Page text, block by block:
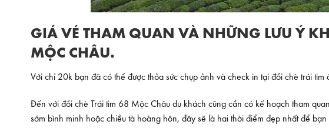
GIÁ VÉ THAM QUAN VÀ NHỮNG LƯU Ý
MỘC CHÂU.
Với chỉ 20k bạn đã có thể được thỏa sức chụp ảnh và check in tại đồi chè trái tim
Đến với đồi chè Trái tim 68 Mộc Châu du khách cũng cần có kế hoạch tham
sớm bình minh hoặc chiều tà hoàng hôn, đây sẽ là hai thời điểm đẹp nhất để